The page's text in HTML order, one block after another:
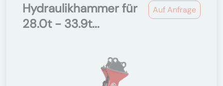
Auf Anfrage
Hydraulikhammer für
28.0t - 33.9t...